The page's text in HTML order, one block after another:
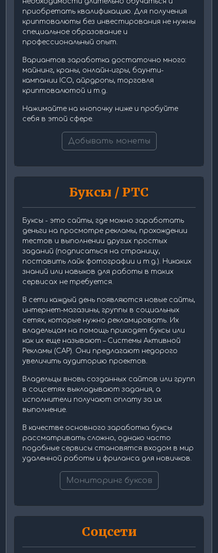
приобретать квалификацию. Для получения
криптовалюты без инвестирования не нужны
специальное образование и
профессиональный опыт.
Вариантов заработка достаточно много:
майнинг, краны, онлайн-игры, баунти-
кампании ICO, айрдропы, торговля
криптовалютой и т.д.
Нажимайте на кнопочку ниже и пробуйте
себя в этой сфере.
Добывать монеты
Буксы / PTC
Буксы - это сайты, где можно заработать
деньги на просмотре рекламы, прохождении
тестов и выполнении других простых
заданий (подписаться на страницу,
поставить лайк фотографии и т.д.). Никаких
знаний или навыков для работы в таких
сервисах не требуется.
В сети каждый день появляются новые сайты,
интернет-магазины, группы в социальных
сетях, которые нужно рекламировать. Их
владельцам на помощь приходят буксы или
как их еще называют – Системы Активной
Рекламы (САР). Они предлагают недорого
увеличить аудиторию проектов.
Владельцы вновь созданных сайтов или групп
в соцсетях выкладывают задания, а
исполнители получают оплату за их
выполнение.
В качестве основного заработка буксы
рассматривать сложно, однако часто
подобные сервисы становятся входом в мир
удаленной работы и фриланса для новичков.
Мониторинг буксов
Соцсети